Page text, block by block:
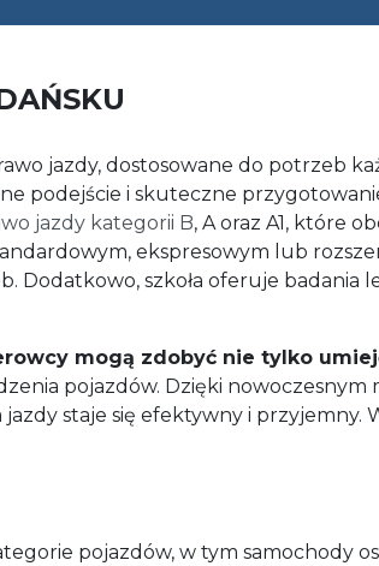
jazdy, dostosowane do potrzeb
podejście i skuteczne
jazdy kategorii B, A oraz A1, które
ekspresowym lub
Dodatkowo, szkoła oferuje badania
mogą zdobyć nie tylko
pojazdów. Dzięki
staje się efektywny i przyjemny.
pojazdów, w tym samochody